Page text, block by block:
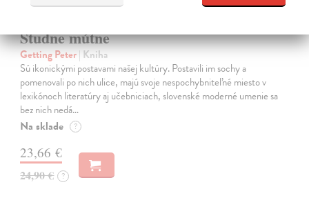
Studne mútne
Getting Peter | Kniha
Sú ikonickými postavami našej kultúry. Postavili im sochy a
pomenovali po nich ulice, majú svoje nespochybniteľné miesto v
lexikónoch literatúry aj učebniciach, slovenské moderné umenie sa
bez nich nedá…
Na sklade ?
23,66 €
24,90 € ?